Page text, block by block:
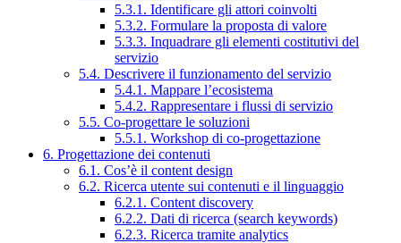
5.3.1. Identificare gli attori coinvolti
5.3.2. Formulare la proposta di valore
5.3.3. Inquadrare gli elementi costitutivi del
servizio
5.4. Descrivere il funzionamento del servizio
5.4.1. Mappare l’ecosistema
5.4.2. Rappresentare i flussi di servizio
5.5. Co-progettare le soluzioni
5.5.1. Workshop di co-progettazione
6. Progettazione dei contenuti
6.1. Cos’è il content design
6.2. Ricerca utente sui contenuti e il linguaggio
6.2.1. Content discovery
6.2.2. Dati di ricerca (search keywords)
6.2.3. Ricerca tramite analytics